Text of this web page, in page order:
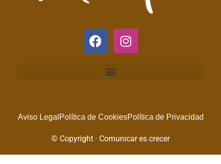
Aviso Legal Política de CookiesPolítica de Privacidad
© Copyright · Comunicar es crecer